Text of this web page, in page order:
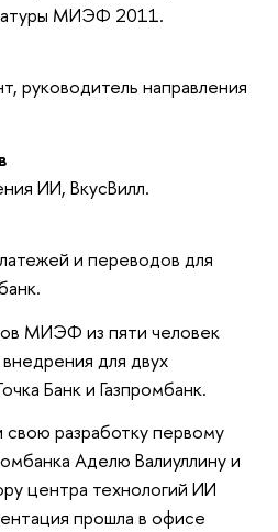
МИЭФ 2011.
руководитель направления
ИИ, ВкусВилл.
и переводов для
МИЭФ из пяти человек
для двух
Банк и Газпромбанк.
разработку первому
Аделю Валиуллину и
центра технологий ИИ
прошла в офисе